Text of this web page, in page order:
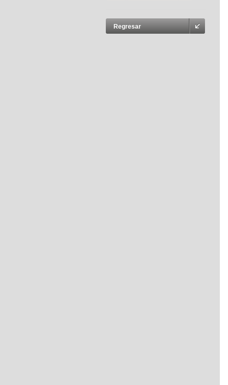
Regresar